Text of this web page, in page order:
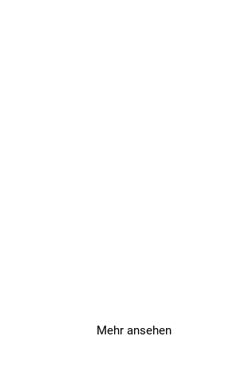
Mehr ansehen